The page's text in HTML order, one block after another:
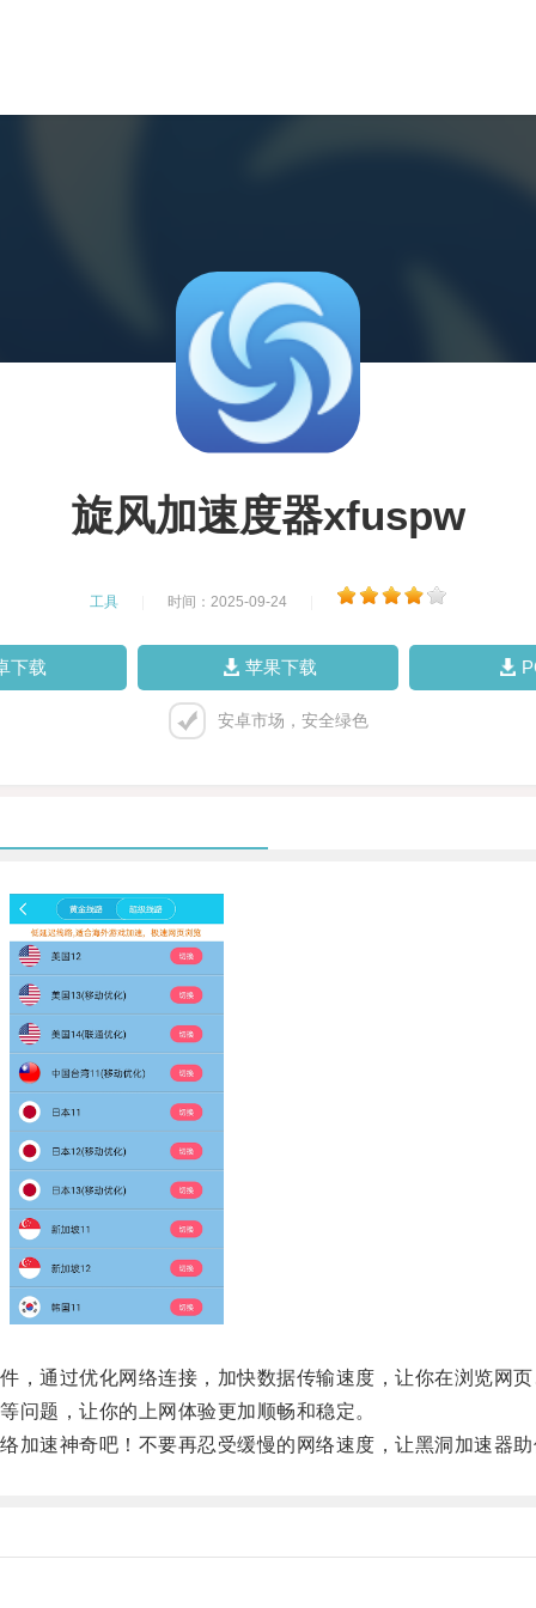
旋风加速度器xfuspw
工具 时间：2025-09-24
下载 苹果下载
安卓市场，安全绿色
过优化网络连接，加快数据传输速度，让你在浏览网页
题，让你的上网体验更加顺畅和稳定。
神奇吧！不要再忍受缓慢的网络速度，让黑洞加速器助